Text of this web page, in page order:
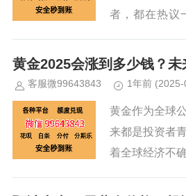
者，都在热议
定程度的回调
惑和担忧。黄
黄金2025会涨到多少钱？
客服微99643843 1年前
黄金作为全球
来都是投资者
着全球经济不